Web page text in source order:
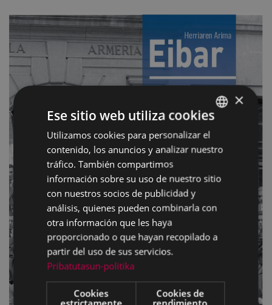
BASQUE
SPANISH
×
Ese sitio web utiliza cookies
Utilizamos cookies para personalizar el
contenido, los anuncios y analizar nuestro
tráfico. También compartimos
información sobre su uso de nuestro sitio
con nuestros socios de publicidad y
análisis, quienes pueden combinarla con
otra información que les haya
proporcionado o que hayan recopilado a
partir del uso de sus servicios.
Pribatutasun-politika
Cookies
estrictamente
Cookies de
rendimiento